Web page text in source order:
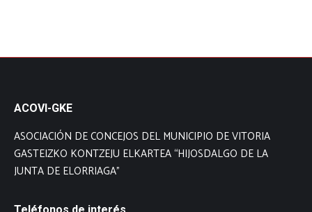
ACOVI-GKE
ASOCIACIÓN DE CONCEJOS DEL MUNICIPIO DE VITORIA
GASTEIZKO KONTZEJU ELKARTEA “HIJOSDALGO DE LA
JUNTA DE ELORRIAGA”